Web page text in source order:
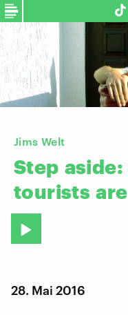
Jims Welt
Step aside:
tourists are
28. Mai 2016